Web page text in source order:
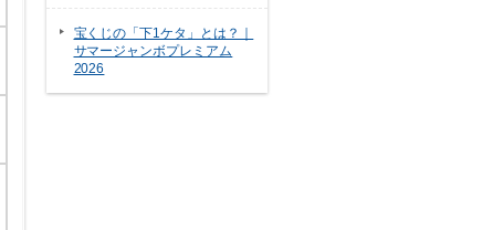
宝くじの「下1ケタ」とは？｜
サマージャンボプレミアム
2026